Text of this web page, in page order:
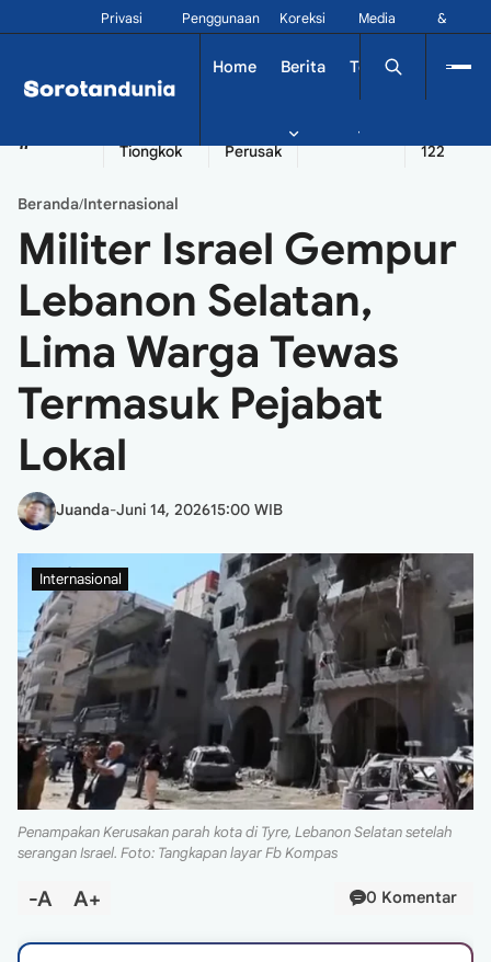
Privasi Penggunaan Koreksi
Media
&
Home Berita Tekno Dinamika
#
Tiongkok
Perusak
Seychelles
122
Beranda/Internasional
Militer Israel Gempur
Lebanon Selatan,
Lima Warga Tewas
Termasuk Pejabat
Lokal
Juanda-Juni 14, 202615:00 WIB
Internasional
Penampakan Kerusakan parah kota di Tyre, Lebanon Selatan setelah
serangan Israel. Foto: Tangkapan layar Fb Kompas
-A A+ 0 Komentar